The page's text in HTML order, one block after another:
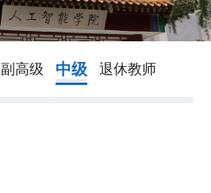
副高级 中级 退休教师